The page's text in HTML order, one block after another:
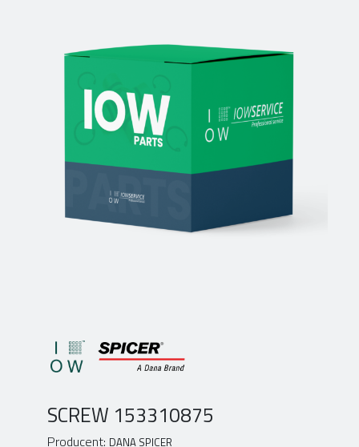
SCREW 153310875
Producent: DANA SPICER